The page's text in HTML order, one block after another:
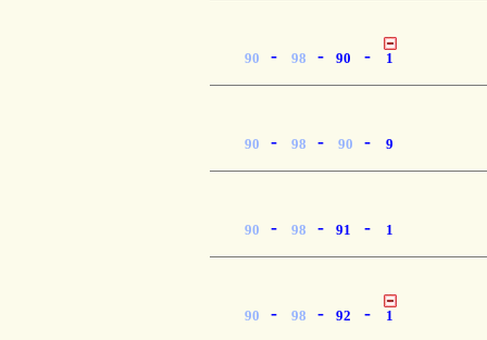
90 - 98 - 90 - 1
90 - 98 - 90 - 9
90 - 98 - 91 - 1
90 - 98 - 92 - 1